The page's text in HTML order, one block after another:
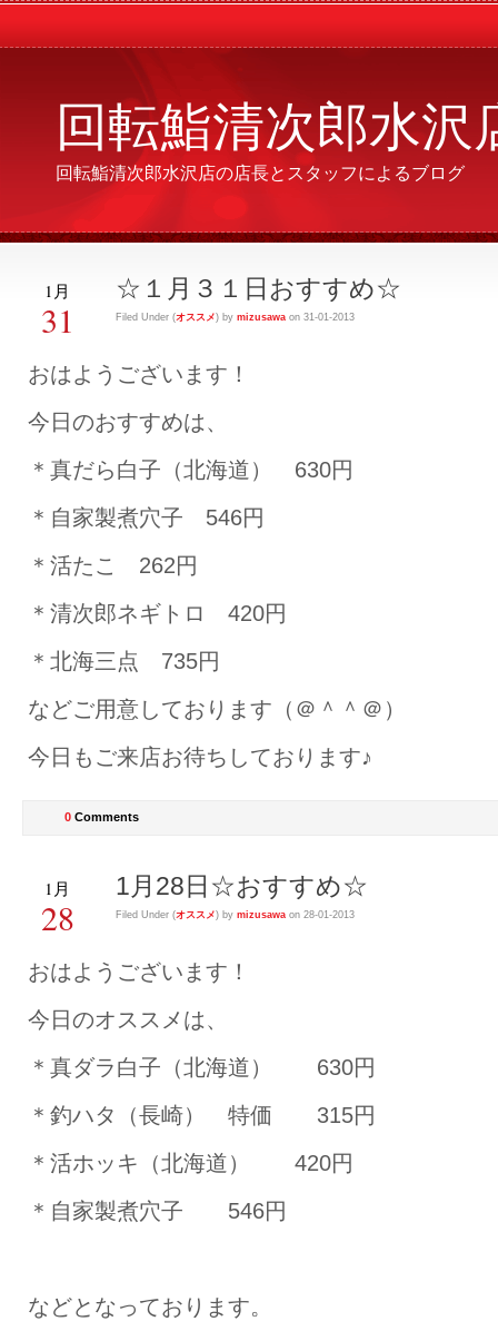
回転鮨清次郎水沢
回転鮨清次郎水沢店の店長とスタッフによるブログ
1月
31
☆１月３１日おすすめ☆
Filed Under (オススメ) by mizusawa on 31-01-2013
おはようございます！
今日のおすすめは、
＊真だら白子（北海道） 630円
＊自家製煮穴子 546円
＊活たこ 262円
＊清次郎ネギトロ 420円
＊北海三点 735円
などご用意しております（＠＾＾＠）
今日もご来店お待ちしております♪
0 Comments
1月
28
1月28日☆おすすめ☆
Filed Under (オススメ) by mizusawa on 28-01-2013
おはようございます！
今日のオススメは、
＊真ダラ白子（北海道） 630円
＊釣ハタ（長崎） 特価 315円
＊活ホッキ（北海道） 420円
＊自家製煮穴子 546円
などとなっております。